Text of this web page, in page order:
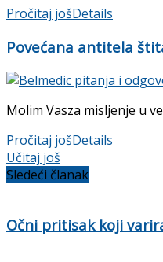
Pročitaj jošDetails
Povećana antitela
Molim Vasza misljenje u
Pročitaj jošDetails
Učitaj još
Sledeći članak
Očni pritisak koji